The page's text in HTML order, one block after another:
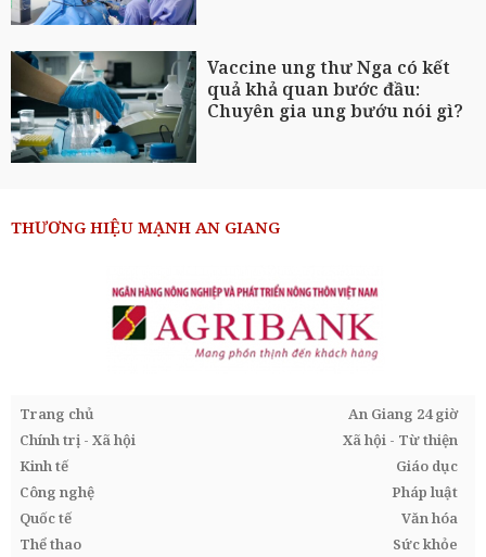
Vaccine ung thư Nga có kết
quả khả quan bước đầu:
Chuyên gia ung bướu nói gì?
THƯƠNG HIỆU MẠNH AN GIANG
Trang chủ
An Giang 24 giờ
Chính trị - Xã hội
Xã hội - Từ thiện
Kinh tế
Giáo dục
Công nghệ
Pháp luật
Quốc tế
Văn hóa
Thể thao
Sức khỏe